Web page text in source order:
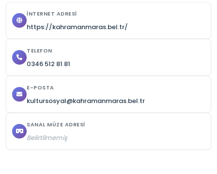
İNTERNET ADRESI
https://kahramanmaras.bel.tr/
TELEFON
0346 512 81 81
E-POSTA
kultursosyal@kahramanmaras.bel.tr
SANAL MÜZE ADRESI
Belirtilmemiş